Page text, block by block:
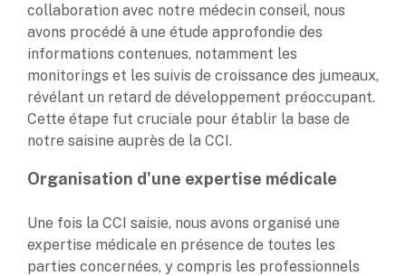
collaboration avec notre médecin conseil, nous
avons procédé à une étude approfondie des
informations contenues, notamment les
monitorings et les suivis de croissance des jumeaux,
révélant un retard de développement préoccupant.
Cette étape fut cruciale pour établir la base de
notre saisine auprès de la CCI.
Organisation d'une expertise médicale
Une fois la CCI saisie, nous avons organisé une
expertise médicale en présence de toutes les
parties concernées, y compris les professionnels